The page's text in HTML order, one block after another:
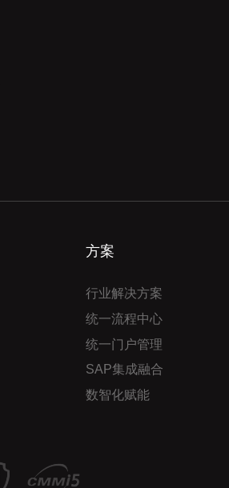
方案
行业解决方案
统一流程中心
统一门户管理
SAP集成融合
数智化赋能